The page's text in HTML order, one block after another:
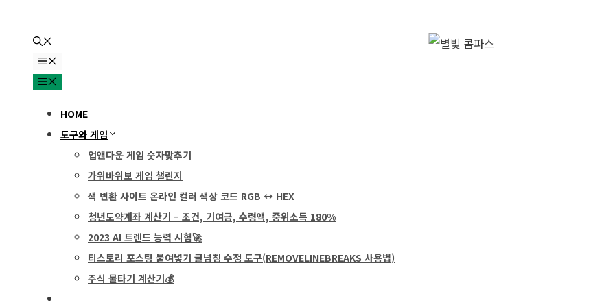
뉴
HOME
도구와 게임
업앤다운 게임 숫자맞추기
가위바위보 게임 챌린지
색 변환 사이트 온라인 컬러 색상 코드 RGB ↔ HEX
청년도약계좌 계산기 – 조건, 기여금, 수령액, 중위소득 180%
2023 AI 트렌드 능력 시험🚀
티스토리 포스팅 붙여넣기 글넘침 수정 도구(REMOVELINEBREAKS 사용법)
주식 물타기 계산기💰